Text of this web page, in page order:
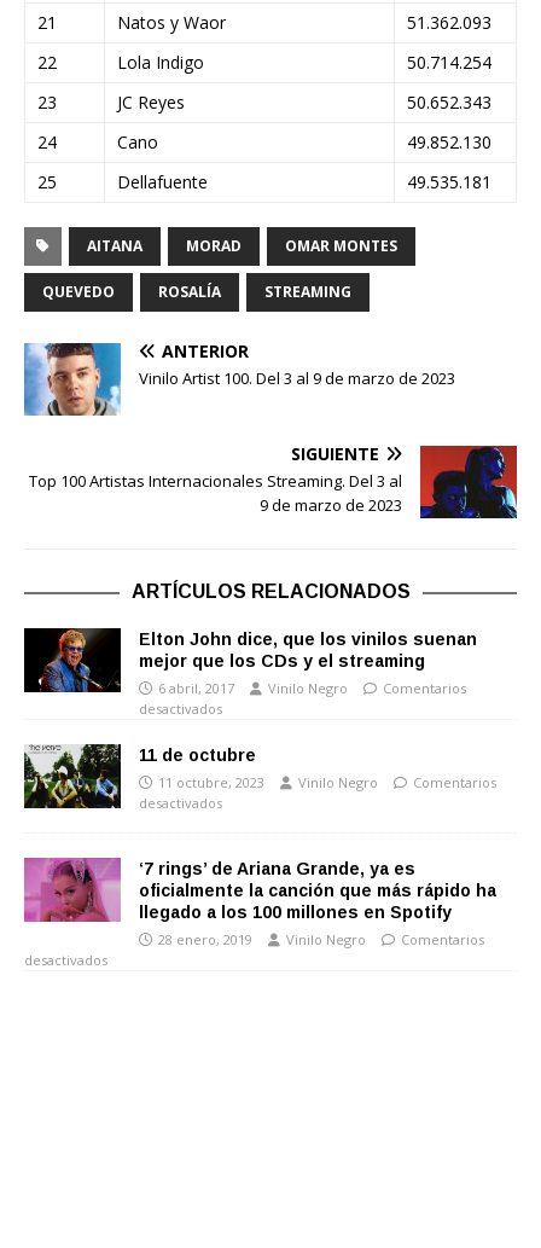
21 Natos y Waor
51.362.093
22
Lola Indigo
50.714.254
23
JC Reyes
50.652.343
24
Cano
49.852.130
25
Dellafuente 49.535.181
AITANA MORAD OMAR MONTES
QUEVEDO ROSALÍA STREAMING
ANTERIOR
Vinilo Artist 100. Del 3 al 9 de marzo de 2023
SIGUIENTE
Top 100 Artistas Internacionales Streaming. Del 3 al
9 de marzo de 2023
ARTÍCULOS RELACIONADOS
Elton John dice, que los vinilos suenan
mejor que los CDs y el streaming
6 abril, 2017 Vinilo Negro
Comentarios
desactivados
11 de octubre
11 octubre, 2023 Vinilo Negro
Comentarios
desactivados
‘7 rings’ de Ariana Grande, ya es
oficialmente la canción que más rápido ha
llegado a los 100 millones en Spotify
28 enero, 2019 Vinilo Negro
Comentarios
desactivados